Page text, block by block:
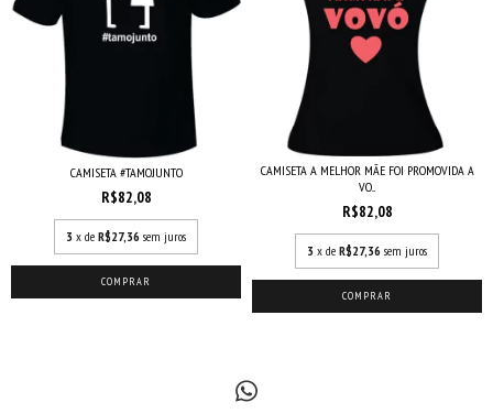
CAMISETA #TAMOJUNTO
R$82,08
3 x de R$27,36 sem juros
COMPRAR
CAMISETA A MELHOR MÃE FOI PROMOVIDA A
VO...
R$82,08
3 x de R$27,36 sem juros
COMPRAR